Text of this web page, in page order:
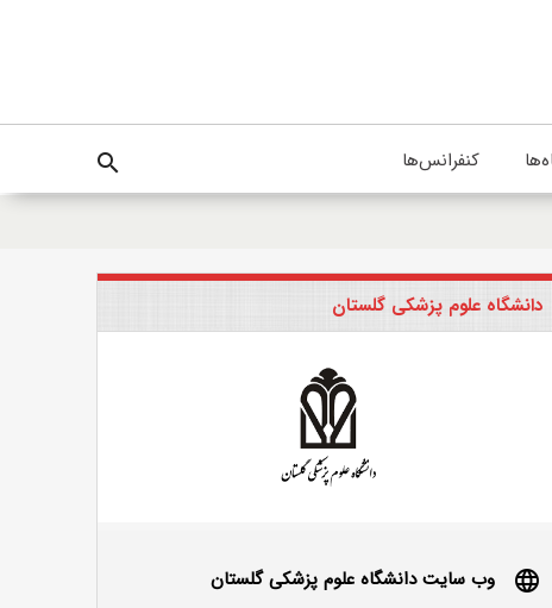
کنفرانس‌ها search
دانشگاه علوم پزشکی گلستان
language
وب سایت دانشگاه علوم پزشکی گلستان